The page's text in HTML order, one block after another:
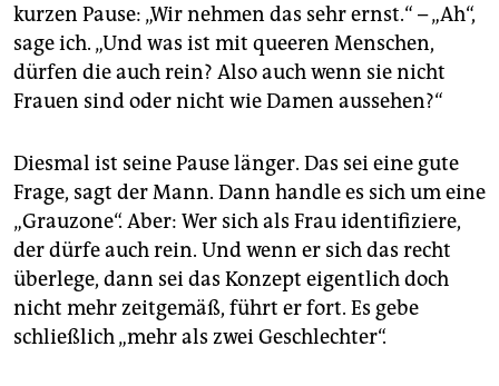
kurzen Pause: „Wir nehmen das sehr ernst.“ – „Ah“,
sage ich. „Und was ist mit queeren Menschen,
dürfen die auch rein? Also auch wenn sie nicht
Frauen sind oder nicht wie Damen aussehen?“
Diesmal ist seine Pause länger. Das sei eine gute
Frage, sagt der Mann. Dann handle es sich um eine
„Grauzone“. Aber: Wer sich als Frau identifiziere,
der dürfe auch rein. Und wenn er sich das recht
überlege, dann sei das Konzept eigentlich doch
nicht mehr zeitgemäß, führt er fort. Es gebe
schließlich „mehr als zwei Geschlechter“.